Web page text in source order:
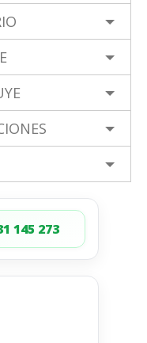
145 273